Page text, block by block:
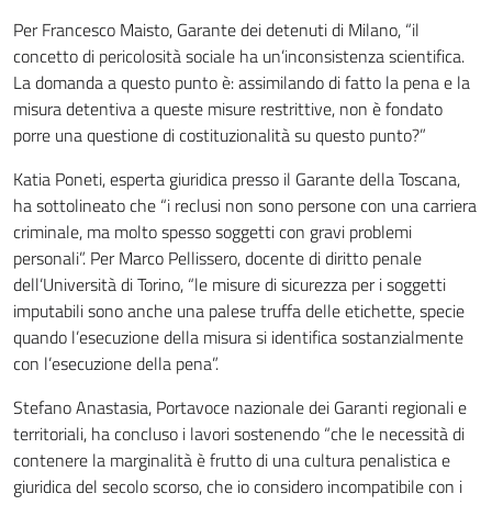
Per Francesco Maisto, Garante dei detenuti di Milano, “il
concetto di pericolosità sociale ha un’inconsistenza scientifica.
La domanda a questo punto è: assimilando di fatto la pena e la
misura detentiva a queste misure restrittive, non è fondato
porre una questione di costituzionalità su questo punto?”
Katia Poneti, esperta giuridica presso il Garante della Toscana,
ha sottolineato che “i reclusi non sono persone con una carriera
criminale, ma molto spesso soggetti con gravi problemi
personali”. Per Marco Pellissero, docente di diritto penale
dell’Università di Torino, “le misure di sicurezza per i soggetti
imputabili sono anche una palese truffa delle etichette, specie
quando l’esecuzione della misura si identifica sostanzialmente
con l’esecuzione della pena”.
Stefano Anastasia, Portavoce nazionale dei Garanti regionali e
territoriali, ha concluso i lavori sostenendo “che le necessità di
contenere la marginalità è frutto di una cultura penalistica e
giuridica del secolo scorso, che io considero incompatibile con i